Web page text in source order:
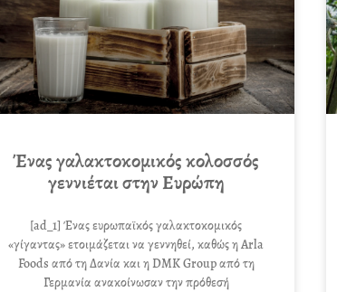
Ένας γαλακτοκομικός κολοσσός
γεννιέται στην Ευρώπη
[ad_1] Ένας ευρωπαϊκός γαλακτοκομικός
«γίγαντας» ετοιμάζεται να γεννηθεί, καθώς η Arla
Foods από τη Δανία και η DMK Group από τη
Γερμανία ανακοίνωσαν την πρόθεσή